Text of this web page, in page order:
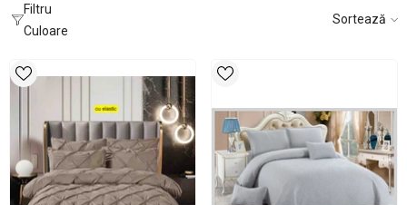
Filtru
Culoare
Sortează